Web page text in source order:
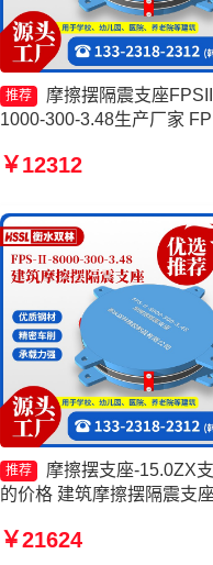
推荐
摩擦摆隔震支座
1000-300-3.48生产厂家
座 摩擦摆球型减隔震支座
￥12312
推荐
摩擦摆支座-15.0ZX
的价格 建筑摩擦摆隔震支
支座 摩擦摆球型减隔震支
￥21624